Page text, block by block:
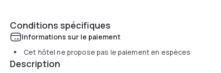
Conditions spécifiques
Informations sur le paiement
Cet hôtel ne propose pas le paiement en espèces
Description